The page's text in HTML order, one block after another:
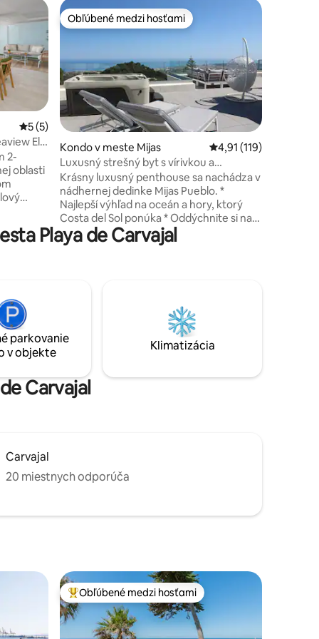
115
Priemerné ohodnotenie 5 z 5, počet hodnotení: 5
5 (5)
El
2-
oblasti
a
ku
Obľúbené medzi hosťami
Obľúbené medzi hosťami
Kondo v meste Mijas Priemerné
4,91 (119)
Luxusný strešný byt s vírivkou a
nekonečným bazénom
Krásny luxusný penthouse sa nachádza v
nádhernej dedinke Mijas Pueblo. *
Najlepší výhľad na oceán a hory, ktorý
Costa del Sol ponúka * Oddýchnite si na
vlastnej súkromnej strešnej terase s
vírivkou, dennou posteľou a ležadlami.
luxusnú výzdobu s otvoreným obývacím
priestorom, obe spálne majú výhľad na
more a pohodlne sa v nich vyspia 4
Playa de Carvajal
parkovanie
v objekte
Klimatizácia
Carvajal
Carvajal
20 miestnych odporúča
Najobľúbenejšie medzi hosťami
Obľúbené medzi hosťami